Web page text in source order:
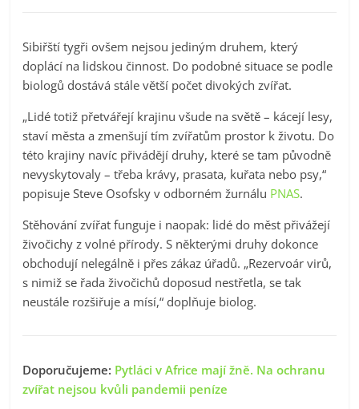
Sibiřští tygři ovšem nejsou jediným druhem, který
doplácí na lidskou činnost. Do podobné situace se podle
biologů dostává stále větší počet divokých zvířat.
„Lidé totiž přetvářejí krajinu všude na světě – kácejí lesy,
staví města a zmenšují tím zvířatům prostor k životu. Do
této krajiny navíc přivádějí druhy, které se tam původně
nevyskytovaly – třeba krávy, prasata, kuřata nebo psy,“
popisuje Steve Osofsky v odborném žurnálu PNAS.
Stěhování zvířat funguje i naopak: lidé do měst přivážejí
živočichy z volné přírody. S některými druhy dokonce
obchodují nelegálně i přes zákaz úřadů. „Rezervoár virů,
s nimiž se řada živočichů doposud nestřetla, se tak
neustále rozšiřuje a mísí,“ doplňuje biolog.
Doporučujeme: Pytláci v Africe mají žně. Na ochranu
zvířat nejsou kvůli pandemii peníze